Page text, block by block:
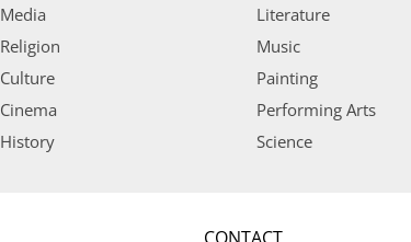
Media
Religion
Culture
Cinema
History
Literature
Music
Painting
Performing Arts
Science